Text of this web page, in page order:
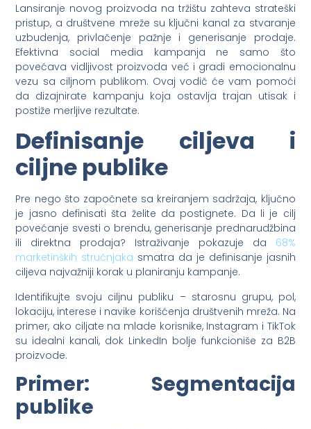
Lansiranje novog proizvoda na tržištu zahteva strateški
pristup, a društvene mreže su ključni kanal za stvaranje
uzbudenja, privlačenje pažnje i generisanje prodaje.
Efektivna social media kampanja ne samo što
povećava vidljivost proizvoda već i gradi emocionalnu
vezu sa ciljnom publikom. Ovaj vodič će vam pomoći
da dizajnirate kampanju koja ostavlja trajan utisak i
postiže merljive rezultate.
Definisanje ciljeva i
ciljne publike
Pre nego što započnete sa kreiranjem sadržaja, ključno
je jasno definisati šta želite da postignete. Da li je cilj
povećanje svesti o brendu, generisanje prednarudžbina
ili direktna prodaja? Istraživanje pokazuje da 68%
marketinških stručnjaka smatra da je definisanje jasnih
ciljeva najvažniji korak u planiranju kampanje.
Identifikujte svoju ciljnu publiku – starosnu grupu, pol,
lokaciju, interese i navike korišćenja društvenih mreža. Na
primer, ako ciljate na mlade korisnike, Instagram i TikTok
su idealni kanali, dok LinkedIn bolje funkcioniše za B2B
proizvode.
Primer: Segmentacija
publike